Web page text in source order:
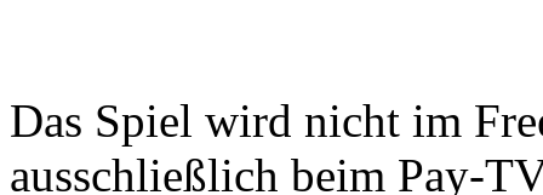
Das Spiel wird nicht im
ausschließlich beim Pay-